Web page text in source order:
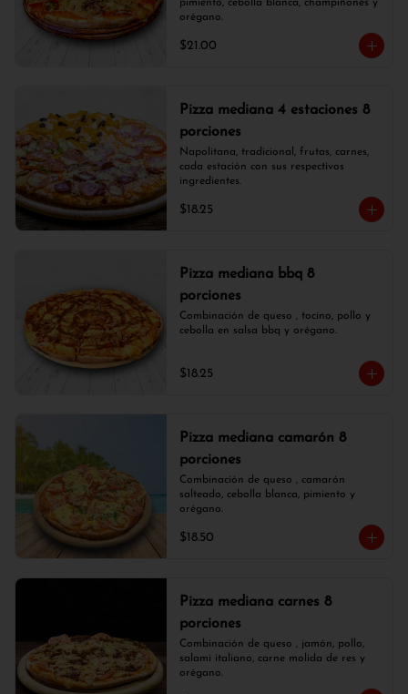
pimiento, cebolla blanca, champiñones y
orégano.
$21.00
Pizza mediana 4 estaciones 8
porciones
Napolitana, tradicional, frutas, carnes,
cada estación con sus respectivos
ingredientes.
$18.25
Pizza mediana bbq 8
porciones
Combinación de queso , tocino, pollo y
cebolla en salsa bbq y orégano.
$18.25
Pizza mediana camarón 8
porciones
Combinación de queso , camarón
salteado, cebolla blanca, pimiento y
orégano.
$18.50
Pizza mediana carnes 8
porciones
Combinación de queso , jamón, pollo,
salami italiano, carne molida de res y
orégano.